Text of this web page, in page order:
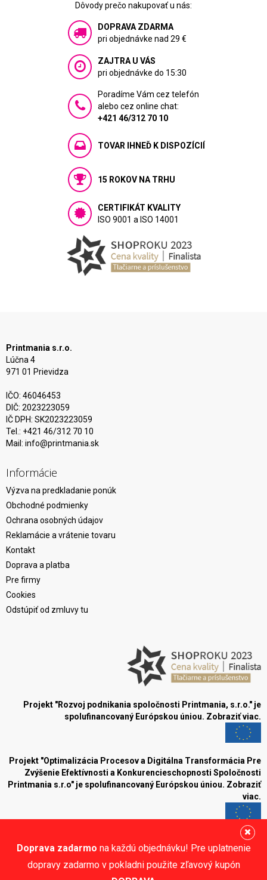
Doprava zadarmo na každú objednávku! Pre uplatnenie
dopravy zadarmo v pokladni použite zľavový kupón
Dôvody prečo nakupovať u nás:
DOPRAVA ZDARMA
pri objednávke nad 29 €
ZAJTRA U VÁS
pri objednávke do 15:30
Poradíme Vám cez telefón
alebo cez online chat:
+421 46/312 70 10
TOVAR IHNEĎ K DISPOZÍCIÍ
15 ROKOV NA TRHU
CERTIFIKÁT KVALITY
ISO 9001 a ISO 14001
Printmania s.r.o.
Lúčna 4
971 01 Prievidza
IČO: 46046453
DIČ: 2023223059
IČ DPH: SK2023223059
Tel.: +421 46/312 70 10
Mail: info@printmania.sk
Informácie
Výzva na predkladanie ponúk
Obchodné podmienky
Ochrana osobných údajov
Reklamácie a vrátenie tovaru
Kontakt
Doprava a platba
Pre firmy
Cookies
Odstúpiť od zmluvy tu
Projekt "Rozvoj podnikania spoločnosti Printmania, s.r.o." je
spolufinancovaný Európskou úniou. Zobraziť viac.
Projekt "Optimalizácia Procesov a Digitálna Transformácia Pre
Zvýšenie Efektívnosti a Konkurencieschopnosti Spoločnosti
Printmania s.r.o" je spolufinancovaný Európskou úniou. Zobraziť
viac.
Blog